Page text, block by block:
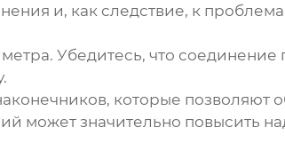
и, как следствие, к
Убедитесь, что
которые позволяют
может значительно повысить